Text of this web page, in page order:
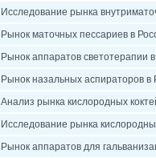
Исследование рынка
Рынок маточных пессариев в
Рынок аппаратов светотерапии
Рынок назальных аспираторов в
Анализ рынка кислородных
Исследование рынка
Рынок аппаратов для